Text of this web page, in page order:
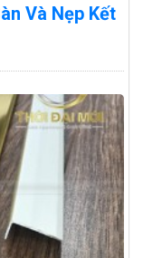
Và Nẹp Kết